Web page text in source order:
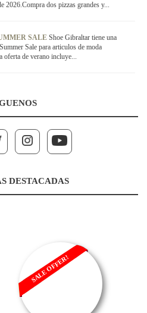
2026.Compra dos pizzas grandes y...
SALE Shoe Gibraltar tiene una
Sale para articulos de moda
oferta de verano incluye...
DESTACADAS
SALE OFFER!